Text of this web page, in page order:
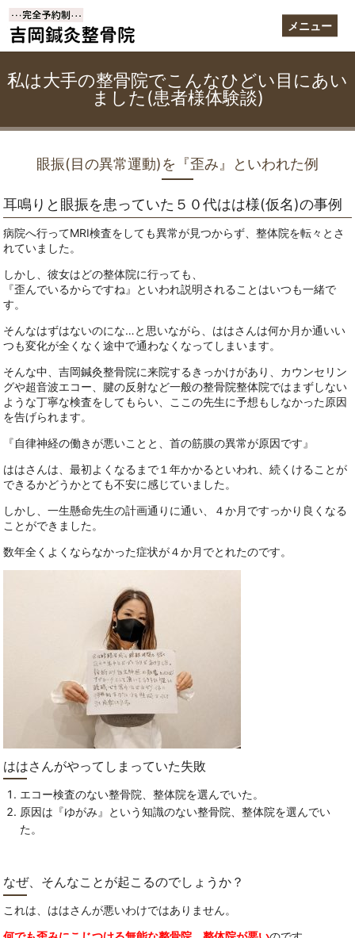
メニュー
私は大手の整骨院でこんなひどい目にあい
ました(患者様体験談)
眼振(目の異常運動)を『歪み』といわれた例
耳鳴りと眼振を患っていた５０代はは様(仮名)の事例
病院へ行ってMRI検査をしても異常が見つからず、整体院を転々とさ
れていました。
しかし、彼女はどの整体院に行っても、
『歪んでいるからですね』といわれ説明されることはいつも一緒で
す。
そんなはずはないのにな…と思いながら、ははさんは何か月か通いい
つも変化が全くなく途中で通わなくなってしまいます。
そんな中、吉岡鍼灸整骨院に来院するきっかけがあり、カウンセリン
グや超音波エコー、腱の反射など一般の整骨院整体院ではまずしない
ような丁寧な検査をしてもらい、ここの先生に予想もしなかった原因
を告げられます。
『自律神経の働きが悪いことと、首の筋膜の異常が原因です』
ははさんは、最初よくなるまで１年かかるといわれ、続くけることが
できるかどうかとても不安に感じていました。
しかし、一生懸命先生の計画通りに通い、４か月ですっかり良くなる
ことができました。
数年全くよくならなかった症状が４か月でとれたのです。
ははさんがやってしまっていた失敗
エコー検査のない整骨院、整体院を選んでいた。
原因は『ゆがみ』という知識のない整骨院、整体院を選んでい
た。
なぜ、そんなことが起こるのでしょうか？
これは、ははさんが悪いわけではありません。